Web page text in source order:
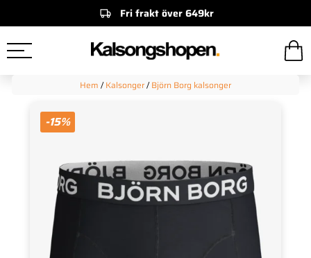
Fri frakt över 649kr
Hem /Kalsonger/Björn Borg kalsonger
-15%